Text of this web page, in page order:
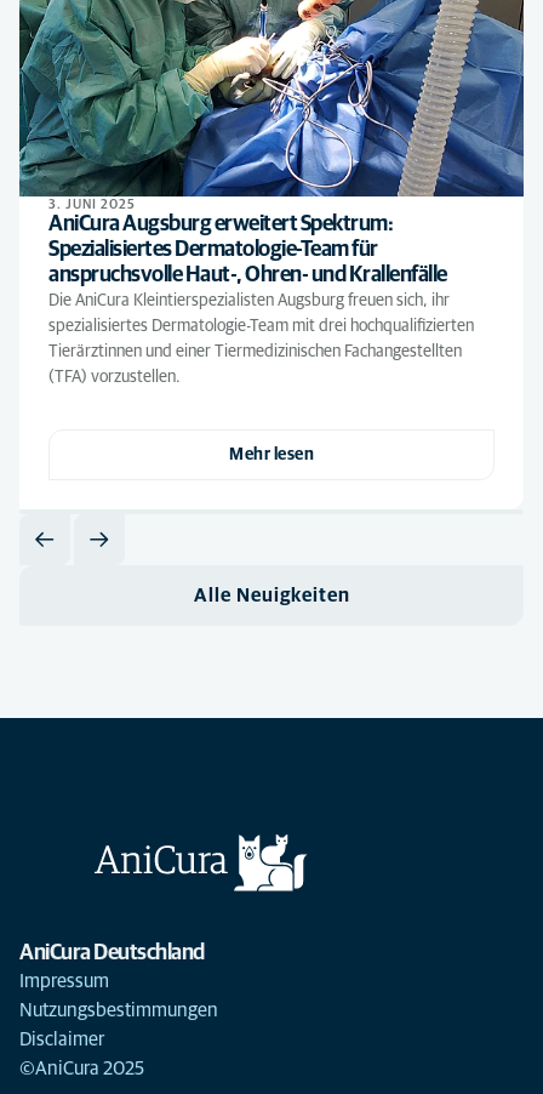
3. JUNI 2025
AniCura Augsburg erweitert Spektrum:
Spezialisiertes Dermatologie-Team für
anspruchsvolle Haut-, Ohren- und Krallenfälle
Die AniCura Kleintierspezialisten Augsburg freuen sich, ihr
spezialisiertes Dermatologie-Team mit drei hochqualifizierten
Tierärztinnen und einer Tiermedizinischen Fachangestellten
(TFA) vorzustellen.
Mehr lesen
Alle Neuigkeiten
AniCura Deutschland
Impressum
Nutzungsbestimmungen
Disclaimer
©AniCura 2025